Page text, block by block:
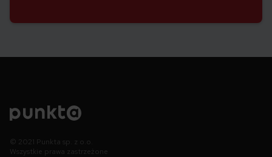
© 2021 Punkta sp. z o.o.
Wszystkie prawa zastrzeżone